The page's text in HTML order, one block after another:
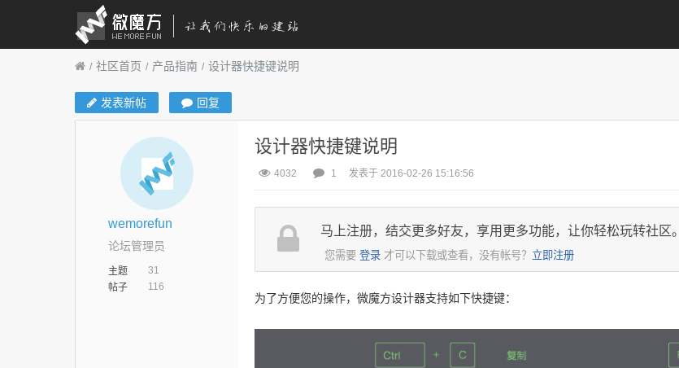
社区首页 产品指南 设计器快捷键说明
发表新帖 回复
wemorefun
论坛管理员
主题
31
帖子
116
设计器快捷键说明
4032 1 发表于 2016-02-26 15:16:56
马上注册，结交更多好友，享用更多功能，让你轻松玩转社区。
您需要 登录 才可以下载或查看，没有帐号？ 立即注册
为了方便您的操作，微魔方设计器支持如下快捷键：